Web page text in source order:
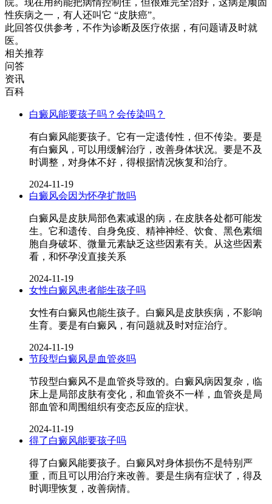
性疾病之一，有人还叫它 “皮肤癌”。
此回答仅供参考，不作为诊断及医疗依据，有问题请及时就
医。
相关推荐
问答
资讯
百科
白癜风能要孩子吗？会传染吗？
有白癜风能要孩子。它有一定遗传性，但不传染。要是
有白癜风，可以用缓解治疗，改善身体状况。要是不及
时调整，对身体不好，得根据情况恢复和治疗。
2024-11-19
白癜风会因为怀孕扩散吗
白癜风是皮肤局部色素减退的病，在皮肤各处都可能发
生。它和遗传、自身免疫、精神神经、饮食、黑色素细
胞自身破坏、微量元素缺乏这些因素有关。从这些因素
看，和怀孕没直接关系
2024-11-19
女性白癜风患者能生孩子吗
女性有白癜风也能生孩子。白癜风是皮肤疾病，不影响
生育。要是有白癜风，有问题就及时对症治疗。
2024-11-19
节段型白癜风是血管炎吗
节段型白癜风不是血管炎导致的。白癜风病因复杂，临
床上是局部皮肤有变化，和血管炎不一样，血管炎是局
部血管和周围组织有变态反应的症状。
2024-11-19
得了白癜风能要孩子吗
得了白癜风能要孩子。白癜风对身体损伤不是特别严
重，而且可以用治疗来改善。要是生病有症状了，得及
时调理恢复，改善病情。